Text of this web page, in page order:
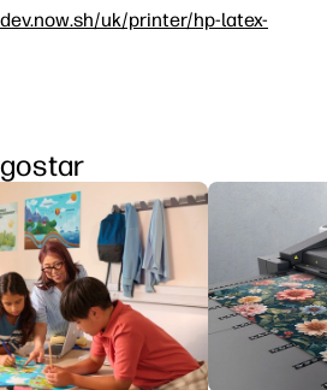
uk/printer/hp-latex-